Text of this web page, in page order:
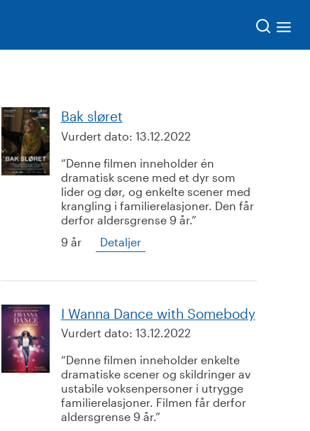
Bak sløret
Vurdert dato: 13.12.2022
Denne filmen inneholder én
dramatisk scene med et dyr som
lider og dør, og enkelte scener med
krangling i familierelasjoner. Den får
derfor aldersgrense 9 år.
9 år
Detaljer
I Wanna Dance with Somebody
Vurdert dato: 13.12.2022
Denne filmen inneholder enkelte
dramatiske scener og skildringer av
ustabile voksenpersoner i utrygge
familierelasjoner. Filmen får derfor
aldersgrense 9 år.